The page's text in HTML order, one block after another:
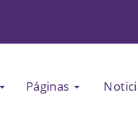
Páginas